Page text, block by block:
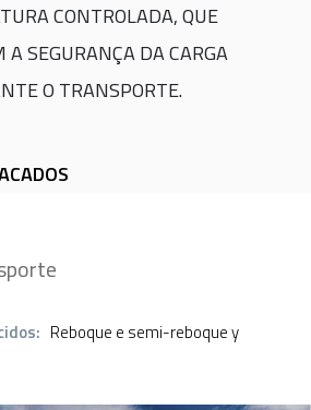
CONTROLADA, QUE
SEGURANÇA DA CARGA
O TRANSPORTE.
Reboque e semi-reboque y